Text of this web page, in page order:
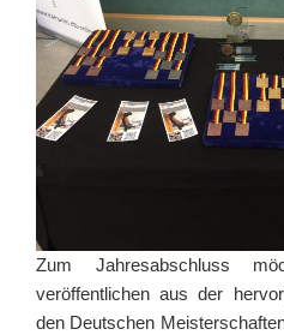
Zum Jahresabschluss
veröffentlichen aus der
den Deutschen